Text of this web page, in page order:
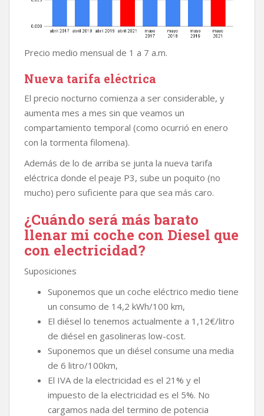
Precio medio mensual de 1 a 7 a.m.
Nueva tarifa eléctrica
El precio nocturno comienza a ser considerable, y
aumenta mes a mes sin que veamos un
compartamiento temporal (como ocurrió en enero
con la tormenta filomena).
Además de lo de arriba se junta la nueva tarifa
eléctrica donde el peaje P3, sube un poquito (no
mucho) pero suficiente para que sea más caro.
¿Cuándo será más barato
llenar mi coche con Diesel que
con electricidad?
Suposiciones
Suponemos que un coche eléctrico medio tiene
un consumo de 14,2 kWh/100 km,
El diésel lo tenemos actualmente a 1,12€/litro
de diésel en gasolineras low-cost.
Suponemos que un diésel consume una media
de 6 litro/100km,
El IVA de la electricidad es el 21% y el
impuesto de la electricidad es el 5%. No
cargamos nada del termino de potencia